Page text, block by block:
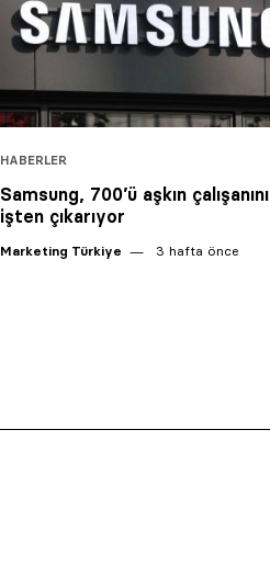
HABERLER
Samsung, 700’ü aşkın çalışanını
işten çıkarıyor
Marketing Türkiye 3 hafta önce